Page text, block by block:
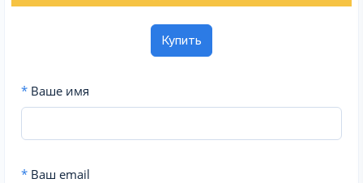
Купить
* Ваше имя
* Ваш email